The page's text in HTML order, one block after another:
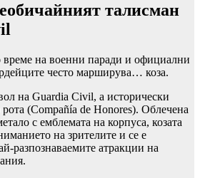
талисман
време на военни паради и официални
често марширува… коза.
на Guardia Civil, а исторически
(Compañía de Honores). Облечена
с емблемата на корпуса, козата
на зрителите и се е
разпознаваемите атракции на